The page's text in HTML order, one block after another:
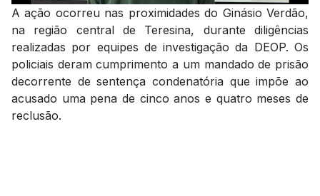
A ação ocorreu nas proximidades do Ginásio Verdão,
na região central de Teresina, durante diligências
realizadas por equipes de investigação da DEOP. Os
policiais deram cumprimento a um mandado de prisão
decorrente de sentença condenatória que impõe ao
acusado uma pena de cinco anos e quatro meses de
reclusão.